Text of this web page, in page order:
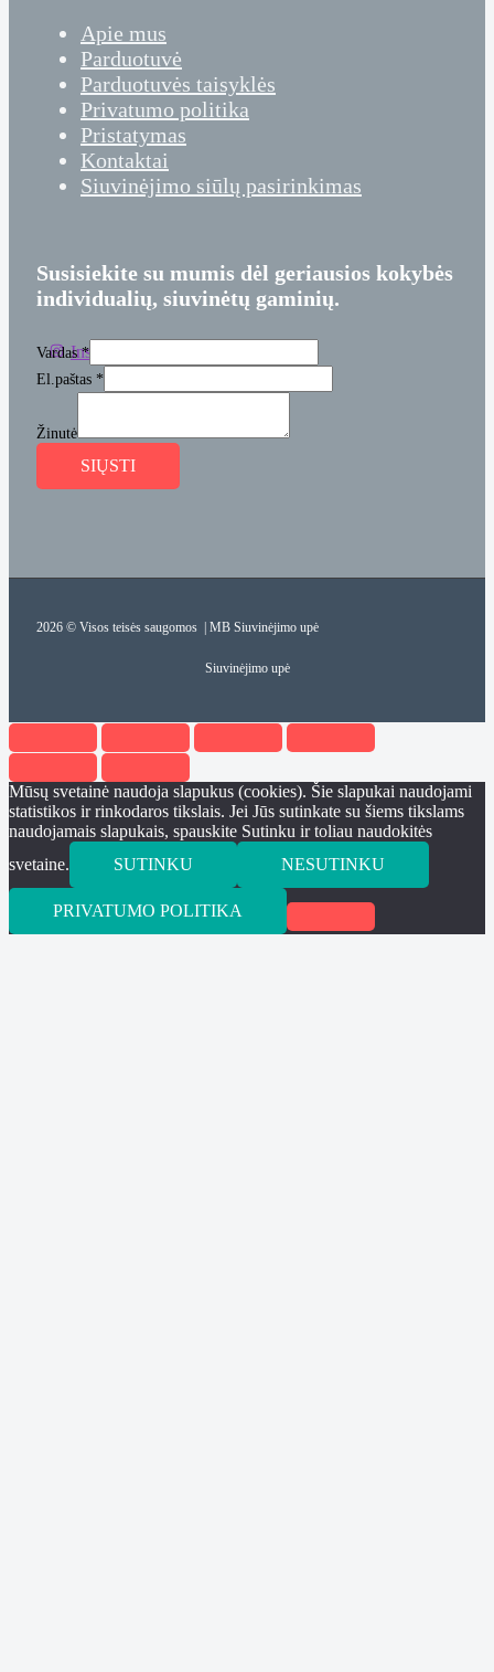
Apie mus
Parduotuvė
Parduotuvės taisyklės
Privatumo politika
Pristatymas
Kontaktai
Siuvinėjimo siūlų pasirinkimas
Susisiekite su mumis dėl geriausios kokybės
individualių, siuvinėtų gaminių.
Instagram
Vardas*
El.paštas *
Žinutė
SIŲSTI
2026 © Visos teisės saugomos | MB Siuvinėjimo upė
Siuvinėjimo upė
Mūsų svetainė naudoja slapukus (cookies). Šie slapukai naudojami
statistikos ir rinkodaros tikslais. Jei Jūs sutinkate su šiems tikslams
naudojamais slapukais, spauskite Sutinku ir toliau naudokitės
svetaine.
SUTINKU NESUTINKU
PRIVATUMO POLITIKA